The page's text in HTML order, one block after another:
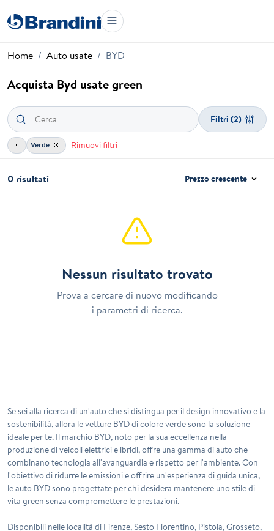
Home Auto usate BYD
Acquista Byd usate green
Filtri (2)
Verde Rimuovi filtri
0 risultati Prezzo crescente
Nessun risultato trovato
Prova a cercare di nuovo modificando
i parametri di ricerca.
Se sei alla ricerca di un'auto che si distingua per il design innovativo e la
sostenibilità, allora le vetture BYD di colore verde sono la soluzione
ideale per te. Il marchio BYD, noto per la sua eccellenza nella
produzione di veicoli elettrici e ibridi, offre una gamma di auto che
combinano tecnologia all'avanguardia e rispetto per l'ambiente. Con
l'obiettivo di ridurre le emissioni e offrire un'esperienza di guida unica,
le auto BYD sono progettate per chi desidera mantenere uno stile di
vita green senza compromettere le prestazioni.
Disponibili nelle località di Firenze,Sesto Fiorentino, Pistoia,Grosseto,